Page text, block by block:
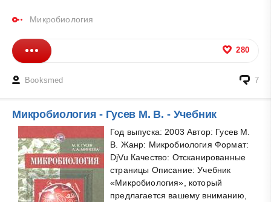
Микробиология
280
Booksmed 7
Микробиология - Гусев М. В. - Учебник
Год выпуска: 2003 Автор: Гусев М.
В. Жанр: Микробиология Формат:
DjVu Качество: Отсканированные
страницы Описание: Учебник
«Микробиология», который
предлагается вашему вниманию,